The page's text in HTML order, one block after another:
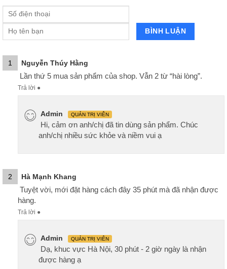
1 Nguyễn Thúy Hằng
Lần thứ 5 mua sản phẩm của shop. Vẫn 2 từ “hài lòng”.
Trả lời ●
Admin QUẢN TRỊ VIÊN
Hi, cảm ơn anh/chị đã tin dùng sản phẩm. Chúc
anh/chị nhiều sức khỏe và niềm vui ạ
2 Hà Mạnh Khang
Tuyệt vời, mới đặt hàng cách đây 35 phút mà đã nhận được
hàng.
Trả lời ●
Admin QUẢN TRỊ VIÊN
Dạ, khuc vực Hà Nội, 30 phút - 2 giờ ngày là nhận
được hàng ạ